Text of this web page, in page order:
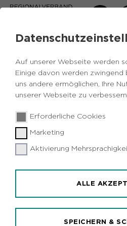
Auf unserer Webseite werden
Einige davon werden zwingend
uns andere ermöglichen, Ihre
unserer Webseite zu
Erforderliche Cookies
Marketing
Aktivierung
ALLE
SPEICHERN &
AKTUELLES
Zurück
Soziales
Start der Online-
Aktionsbündnisses
Duisburg (idr). Heute fällt in